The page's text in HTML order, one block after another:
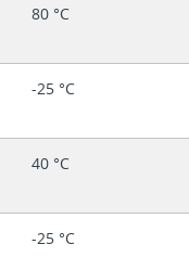
80 °C
-25 °C
40 °C
-25 °C